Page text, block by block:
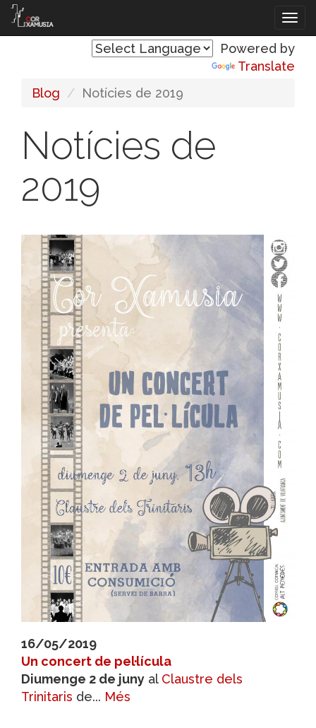
Vés
Powered by
Translate
Blog
Notícies de 2019
Notícies de
2019
16/05/2019
Un concert de pel·lícula
Diumenge 2 de juny al Claustre dels
Trinitaris de... Més